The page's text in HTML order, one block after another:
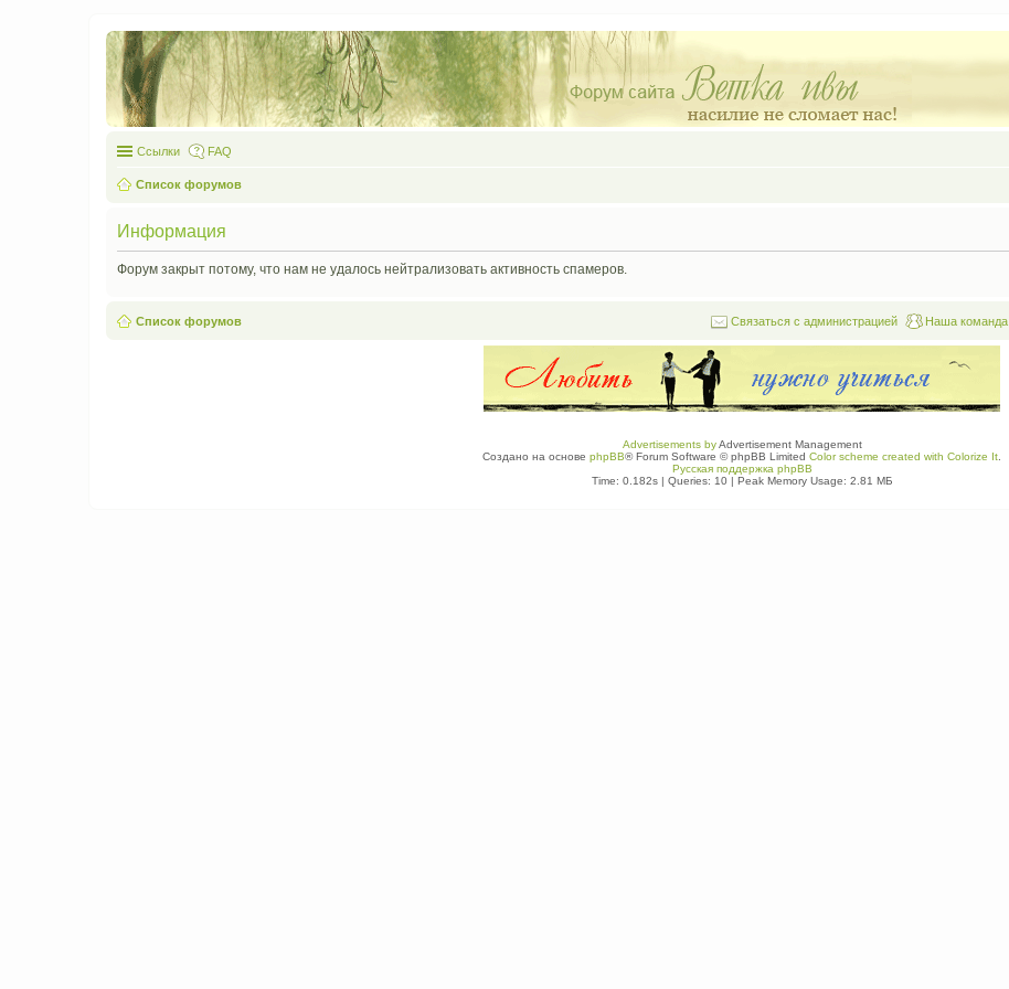
Ссылки FAQ
Список форумов
Информация
Форум закрыт потому, что нам не удалось нейтрализовать активность спамеров.
Список форумов Наша команда
Связаться с администрацией
Advertisements byAdvertisement Management
Создано на основе phpBB® Forum Software © phpBB Limited Color scheme created with Colorize It
Русская поддержка phpBB
Time: 0.182s| Queries: 10| Peak Memory Usage: 2.81 МБ